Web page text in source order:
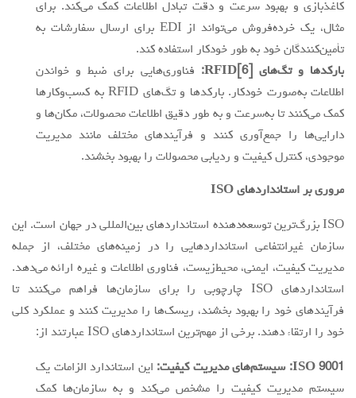
کاغذبازی و بهبود سرعت و دقت تبادل اطلاعات کمک می‌کند. برای
مثال، یک خرده‌فروش می‌تواند از EDI برای ارسال سفارشات به
تأمین‌کنندگان خود به طور خودکار استفاده کند.
بارکدها و تگ‌های
[6]
RFID:
فناوری‌هایی برای ضبط و خواندن
اطلاعات به‌صورت خودکار. بارکدها و تگ‌های RFID به کسب‌وکارها
کمک می‌کنند تا به‌سرعت و به طور دقیق اطلاعات محصولات، مکان‌ها و
دارایی‌ها را جمع‌آوری کنند و فرآیندهای مختلف مانند مدیریت
موجودی، کنترل کیفیت و ردیابی محصولات را بهبود بخشند.
مروری بر استانداردهای ISO
ISO بزرگ‌ترین توسعه‌دهنده استانداردهای بین‌المللی در جهان است. این
سازمان غیرانتفاعی استانداردهایی را در زمینه‌های مختلف، از جمله
مدیریت کیفیت، ایمنی، محیط‌زیست، فناوری اطلاعات و غیره ارائه می‌دهد.
استانداردهای ISO چارچوبی را برای سازمان‌ها فراهم می‌کنند تا
فرآیندهای خود را بهبود بخشند، ریسک‌ها را مدیریت کنند و عملکرد کلی
خود را ارتقاء دهند. برخی از مهم‌ترین استانداردهای ISO عبارتند از:
ISO 9001: سیستم‌های مدیریت کیفیت:
این استاندارد الزامات یک
سیستم مدیریت کیفیت را مشخص می‌کند و به سازمان‌ها کمک